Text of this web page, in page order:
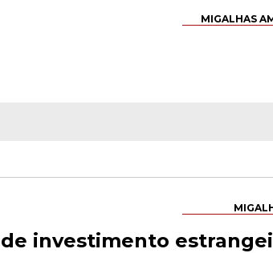
MIGALHAS
investimento